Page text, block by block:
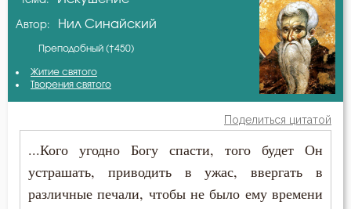
Бедность
Бесстрастие
Благодарность
Авва Дорофей
Авва Филимон
Амвросий Оптинский (Гренков)
Антоний Великий
Антоний Оптинский (Путилов)
Автор: Нил Синайский
Преподобный (†450)
Житие святого
Творения святого
Поделиться цитатой
...Кого угодно Богу спасти, того будет Он
устрашать, приводить в ужас, ввергать в
различные печали, чтобы не было ему времени